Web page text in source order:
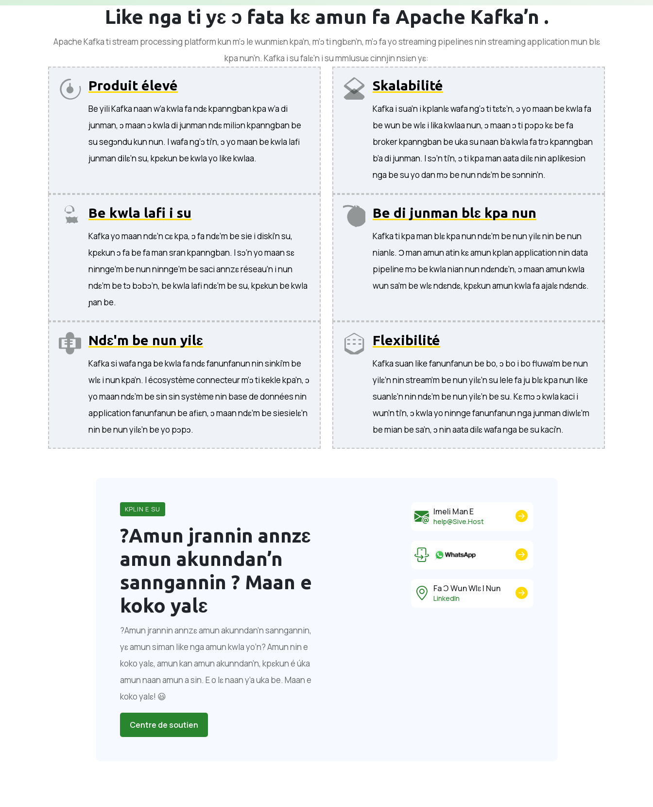
Like nga ti yɛ ɔ fata kɛ amun fa Apache Kafka’n .
Apache Kafka ti stream processing platform kun m’ɔ le wunmiɛn kpa’n, m’ɔ ti ngbɛn’n, m’ɔ fa yo streaming pipelines nin streaming application mun blɛ
kpa nun’n. Kafka i su falɛ’n i su mmlusuɛ cinnjin nsiɛn yɛ:
Produit élevé
Be yili Kafka naan w’a kwla fa ndɛ kpanngban kpa w’a di
junman, ɔ maan ɔ kwla di junman ndɛ miliɔn kpanngban be
su segɔndu kun nun. I wafa ng’ɔ ti’n, ɔ yo maan be kwla lafi
junman dilɛ’n su, kpɛkun be kwla yo like kwlaa.
Skalabilité
Kafka i sua’n i kplanlɛ wafa ng’ɔ ti tɛtɛ’n, ɔ yo maan be kwla fa
be wun be wlɛ i lika kwlaa nun, ɔ maan ɔ ti pɔpɔ kɛ be fa
broker kpanngban be uka su naan b’a kwla fa trɔ kpanngban
b’a di junman. I sɔ’n ti’n, ɔ ti kpa man aata dilɛ nin aplikesiɔn
nga be su yo dan mɔ be nun ndɛ’m be sɔnnin’n.
Be kwla lafi i su
Kafka yo maan ndɛ’n cɛ kpa, ɔ fa ndɛ’m be sie i diski’n su,
kpɛkun ɔ fa be fa man sran kpanngban. I sɔ’n yo maan sɛ
ninnge’m be nun ninnge’m be saci annzɛ réseau’n i nun
ndɛ’m be tɔ bɔbɔ’n, be kwla lafi ndɛ’m be su, kpɛkun be kwla
ɲan be.
Be di junman blɛ kpa nun
Kafka ti kpa man blɛ kpa nun ndɛ’m be nun yilɛ nin be nun
nianlɛ. Ɔ man amun atin kɛ amun kplan application nin data
pipeline mɔ be kwla nian nun ndɛndɛ’n, ɔ maan amun kwla
wun sa’m be wlɛ ndɛndɛ, kpɛkun amun kwla fa ajalɛ ndɛndɛ.
Ndɛ'm be nun yilɛ
Kafka si wafa nga be kwla fa ndɛ fanunfanun nin sinki’m be
wlɛ i nun kpa’n. I écosystème connecteur m’ɔ ti kekle kpa’n, ɔ
yo maan ndɛ’m be sin sin système nin base de données nin
application fanunfanun be afiɛn, ɔ maan ndɛ’m be siesielɛ’n
nin be nun yilɛ’n be yo pɔpɔ.
Flexibilité
Kafka suan like fanunfanun be bo, ɔ bo i bo fluwa’m be nun
yilɛ’n nin stream’m be nun yilɛ’n su lele fa ju blɛ kpa nun like
suanlɛ’n nin ndɛ’m be nun yilɛ’n be su. Kɛ mɔ ɔ kwla kaci i
wun’n ti’n, ɔ kwla yo ninnge fanunfanun nga junman diwlɛ’m
be mian be sa’n, ɔ nin aata dilɛ wafa nga be su kaci’n.
KPLIN E SU
?Amun jrannin annzɛ
amun akunndan’n
sanngannin ? Maan e
koko yalɛ
?Amun jrannin annzɛ amun akunndan’n sanngannin,
yɛ amun siman like nga amun kwla yo’n? Amun nin e
koko yalɛ, amun kan amun akunndan’n, kpɛkun é úka
amun naan amun a sin. E o lɛ naan y’a uka be. Maan e
koko yalɛ! 😃
Centre de soutien
Imeli Man E
help@Sive.Host
Fa Ɔ Wun Wlɛ I Nun
LinkedIn